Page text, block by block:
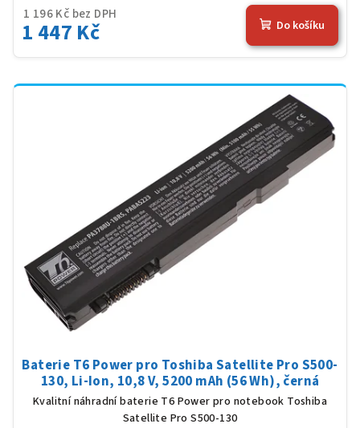
1 196 Kč bez DPH
1 447 Kč Do košíku
Baterie T6 Power pro Toshiba Satellite Pro S500-
130, Li-Ion, 10,8 V, 5200 mAh (56 Wh), černá
Kvalitní náhradní baterie T6 Power pro notebook Toshiba
Satellite Pro S500-130